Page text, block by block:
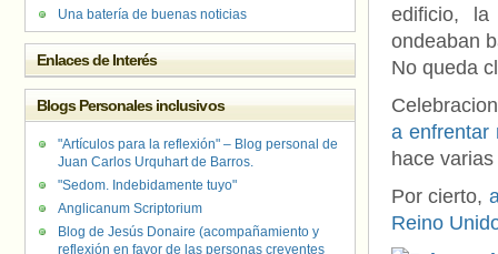
edificio, la
ondeaban
No queda
a enfrentar
hace
Por cierto,
Reino
Una batería de buenas noticias
Enlaces de Interés
Blogs Personales inclusivos
"Artículos para la reflexión" – Blog personal de
Juan Carlos Urquhart de Barros.
"Sedom. Indebidamente tuyo"
Anglicanum Scriptorium
Blog de Jesús Donaire (acompañamiento y
reflexión en favor de las personas creyentes